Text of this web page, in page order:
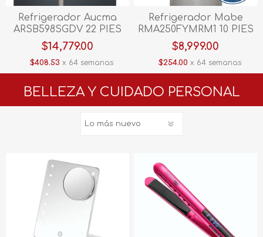
Refrigerador Aucma
ARSB598SGDV 22 PIES
Grey
$14,779.00
$408.53 x 64 semanas
Refrigerador Mabe
RMA250FYMRM1 10 PIES
Inox
$8,999.00
$254.00 x 64 semanas
BELLEZA Y CUIDADO PERSONAL